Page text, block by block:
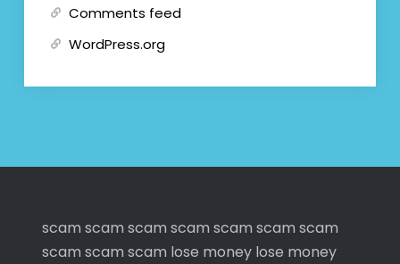
Comments feed
WordPress.org
scam scam scam scam scam scam scam
scam scam scam lose money lose money